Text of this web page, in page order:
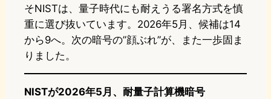
そNISTは、量子時代にも耐えうる署名方式を慎
重に選び抜いています。2026年5月、候補は14
から9へ。次の暗号の”顔ぶれ”が、また一歩固ま
りました。
NISTが2026年5月、耐量子計算機暗号